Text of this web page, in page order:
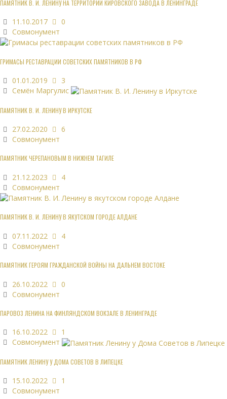
ПАМЯТНИК В. И. ЛЕНИНУ НА ТЕРРИТОРИИ КИРОВСКОГО ЗАВОДА В ЛЕНИНГРАДЕ
11.10.2017
0
Совмонумент
ГРИМАСЫ РЕСТАВРАЦИИ СОВЕТСКИХ ПАМЯТНИКОВ В РФ
01.01.2019
3
Семён Маргулис
ПАМЯТНИК В. И. ЛЕНИНУ В ИРКУТСКЕ
27.02.2020
6
Совмонумент
ПАМЯТНИК ЧЕРЕПАНОВЫМ В НИЖНЕМ ТАГИЛЕ
21.12.2023
4
Совмонумент
ПАМЯТНИК В. И. ЛЕНИНУ В ЯКУТСКОМ ГОРОДЕ АЛДАНЕ
07.11.2022
4
Совмонумент
ПАМЯТНИК ГЕРОЯМ ГРАЖДАНСКОЙ ВОЙНЫ НА ДАЛЬНЕМ ВОСТОКЕ
26.10.2022
0
Совмонумент
ПАРОВОЗ ЛЕНИНА НА ФИНЛЯНДСКОМ ВОКЗАЛЕ В ЛЕНИНГРАДЕ
16.10.2022
1
Совмонумент
ПАМЯТНИК ЛЕНИНУ У ДОМА СОВЕТОВ В ЛИПЕЦКЕ
15.10.2022
1
Совмонумент